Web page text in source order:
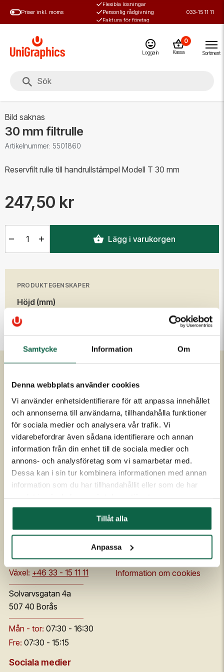
Samtycke Information Om
Denna webbplats använder cookies
Vi använder enhetsidentifierare för att anpassa innehållet
och annonserna till användarna, tillhandahålla funktioner
för sociala medier och analysera vår trafik. Vi
vidarebefordrar även sådana identifierare och annan
information från din enhet till de sociala medier och
annons- och analysföretag som vi samarbetar med.
Dessa kan i sin tur kombinera informationen med annan
information som du har tillhandahållit eller som de har
Tillåt alla
Anpassa
Priser inkl. moms
Flexibla lösningar
Personlig rådgivning
Faktura för företag
033-15 11 11
Logga in
0
Kassa Sortiment
Bild saknas
30 mm filtrulle
Artikelnummer: 5501860
Reservfilt rulle till handrullstämpel Modell T 30 mm
247,50 kr
Lägg i varukorgen
PRODUKTEGENSKAPER
Höjd (mm)
30
Om Unigraphics
Om oss
Historia
Medarbetare
Ägare
Samarbetspartners
Affärside
Kvalitet och miljö
Kundservice
Kontakta oss
Om UniScore
Köpvillkor
Allmänna leveransvillkor
Broschyrer och prislistor
Säkerhetsdatablad
order@unigraphics.se
Växel: +46 33 - 15 11 11
Solvarvsgatan 4a
507 40 Borås
Mån - tor: 07:30 - 16:30
Fre: 07:30 - 15:15
Integritetspolicy
Information om cookies
Sociala medier